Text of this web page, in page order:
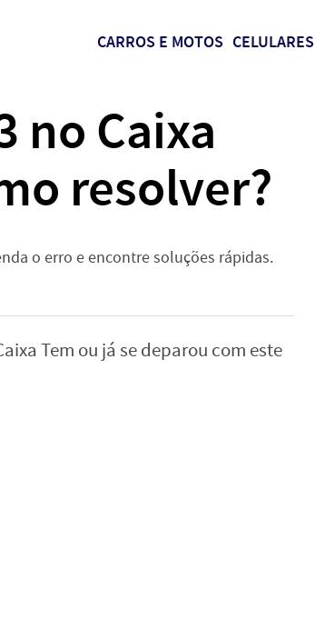
CARROS E MOTOS CELULARES
no Caixa
resolver?
o erro e encontre soluções rápidas.
Tem ou já se deparou com este